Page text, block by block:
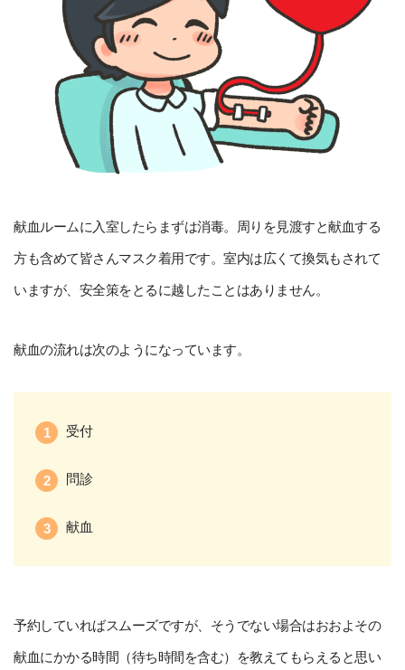
献血ルームに入室したらまずは消毒。周りを見渡すと献血する
方も含めて皆さんマスク着用です。室内は広くて換気もされて
いますが、安全策をとるに越したことはありません。
献血の流れは次のようになっています。
受付
問診
献血
予約していればスムーズですが、そうでない場合はおおよその
献血にかかる時間（待ち時間を含む）を教えてもらえると思い